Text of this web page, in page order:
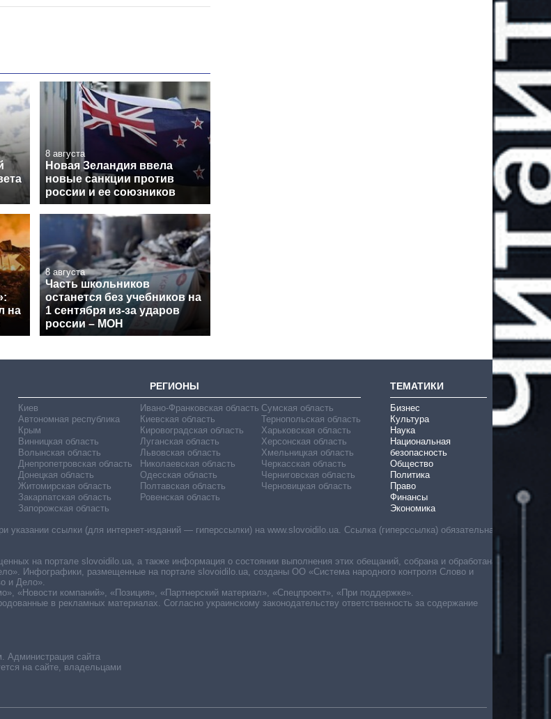
8 августа
Новая Зеландия ввела
новые санкции против
россии и ее союзников
на
8 августа
Часть школьников
останется без учебников на
1 сентября из-за ударов
россии – МОН
РЕГИОНЫ
Киев
Автономная республика
Крым
Винницкая область
Волынская область
Днепропетровская область
Донецкая область
Житомирская область
Закарпатская область
Запорожская область
Ивано-Франковская область
Киевская область
Кировоградская область
Луганская область
Львовская область
Николаевская область
Одесская область
Полтавская область
Ровенская область
Сумская область
Тернопольская область
Харьковская область
Херсонская область
Хмельницкая область
Черкасская область
Черниговская область
Черновицкая область
ТЕМАТИКИ
Бизнес
Культура
Наука
Национальная
безопасность
Общество
Политика
Право
Финансы
Экономика
Администрация сайта
на сайте, владельцами
ссылки (для интернет-изданий — гиперссылки) на www.slovoidilo.ua. Ссылка (гиперссылка) обязательна
на портале slovoidilo.ua, а также информация о состоянии выполнения этих обещаний, собрана и обработана
Инфографики, размещенные на портале slovoidilo.ua, созданы ОО «Система народного контроля Слово и
и Дело».
«Новости компаний», «Позиция», «Партнерский материал», «Спецпроект», «При поддержке».
в рекламных материалах. Согласно украинскому законодательству ответственность за содержание